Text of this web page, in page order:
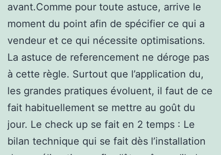
avant.Comme pour toute astuce, arrive le
moment du point afin de spécifier ce qui a
vendeur et ce qui nécessite optimisations.
La astuce de referencement ne déroge pas
à cette règle. Surtout que l’application du,
les grandes pratiques évoluent, il faut de ce
fait habituellement se mettre au goût du
jour. Le check up se fait en 2 temps : Le
bilan technique qui se fait dès l’installation